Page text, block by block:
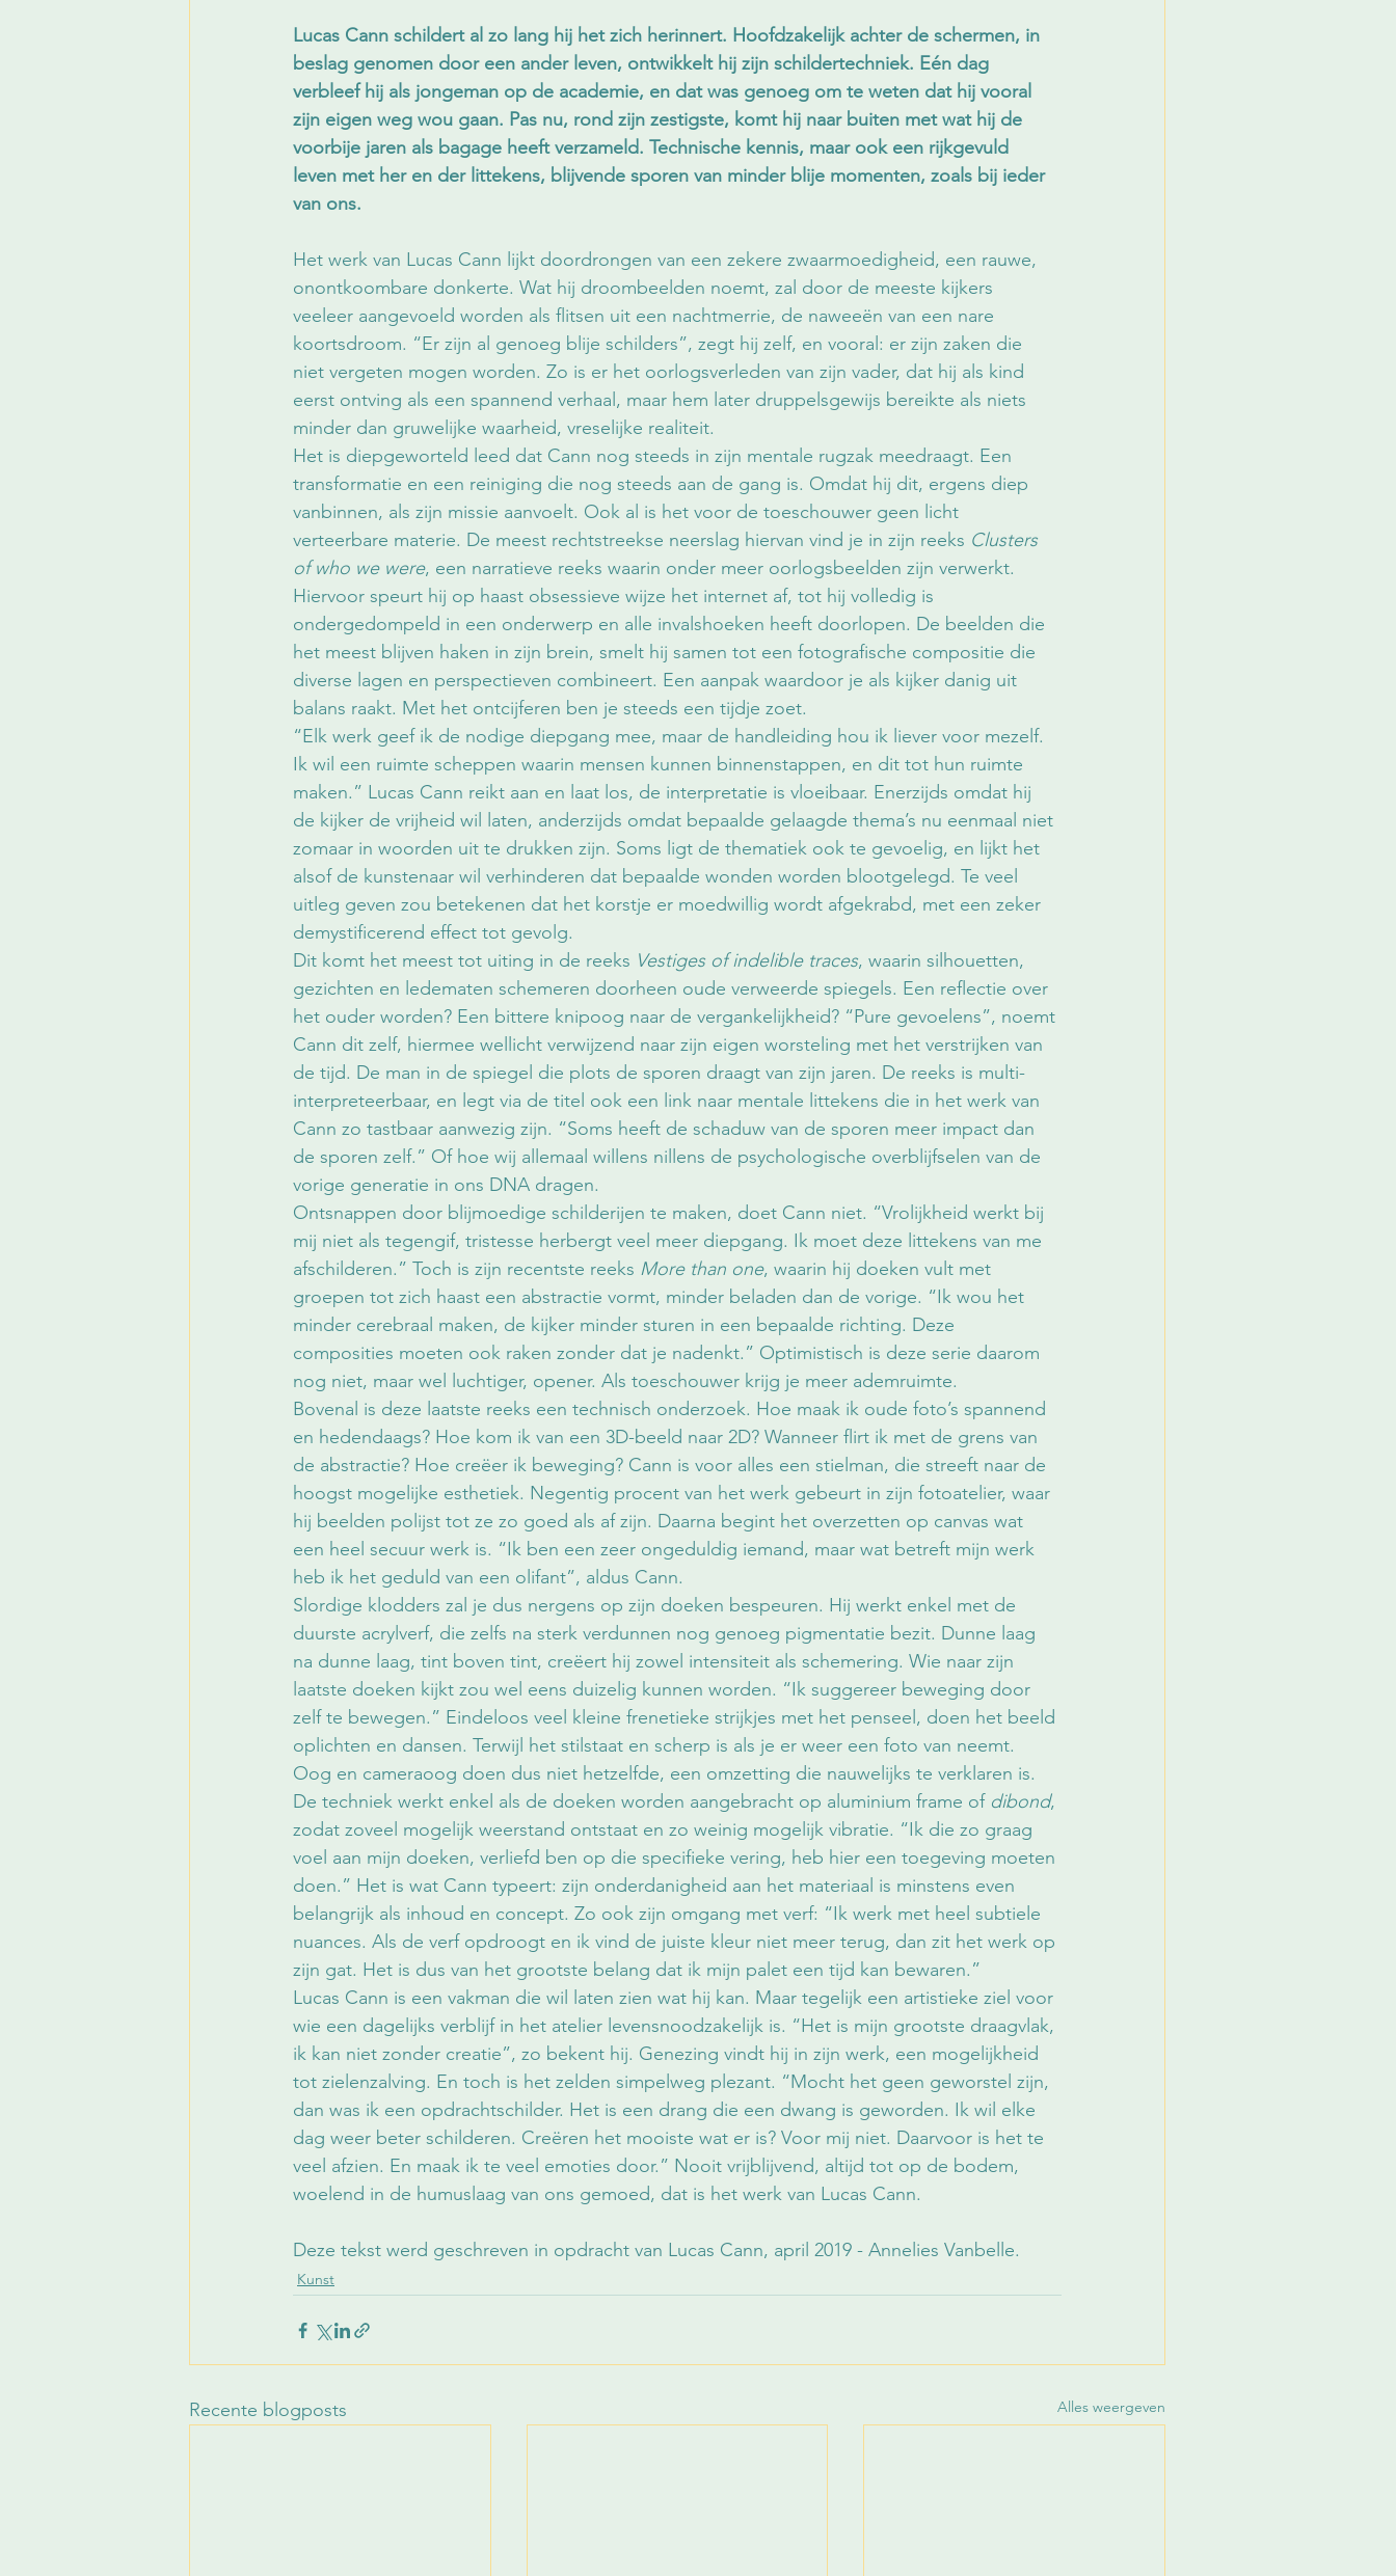
Lucas Cann schildert al zo lang hij het zich herinnert. Hoofdzakelijk achter de schermen, in
beslag genomen door een ander leven, ontwikkelt hij zijn schildertechniek. Eén dag
verbleef hij als jongeman op de academie, en dat was genoeg om te weten dat hij vooral
zijn eigen weg wou gaan. Pas nu, rond zijn zestigste, komt hij naar buiten met wat hij de
voorbije jaren als bagage heeft verzameld. Technische kennis, maar ook een rijkgevuld
leven met her en der littekens, blijvende sporen van minder blije momenten, zoals bij ieder
van ons.
Het werk van Lucas Cann lijkt doordrongen van een zekere zwaarmoedigheid, een rauwe,
onontkoombare donkerte. Wat hij droombeelden noemt, zal door de meeste kijkers
veeleer aangevoeld worden als flitsen uit een nachtmerrie, de naweeën van een nare
koortsdroom. “Er zijn al genoeg blije schilders”, zegt hij zelf, en vooral: er zijn zaken die
niet vergeten mogen worden. Zo is er het oorlogsverleden van zijn vader, dat hij als kind
eerst ontving als een spannend verhaal, maar hem later druppelsgewijs bereikte als niets
minder dan gruwelijke waarheid, vreselijke realiteit.
Het is diepgeworteld leed dat Cann nog steeds in zijn mentale rugzak meedraagt. Een
transformatie en een reiniging die nog steeds aan de gang is. Omdat hij dit, ergens diep
vanbinnen, als zijn missie aanvoelt. Ook al is het voor de toeschouwer geen licht
verteerbare materie. De meest rechtstreekse neerslag hiervan vind je in zijn reeks Clusters
of who we were, een narratieve reeks waarin onder meer oorlogsbeelden zijn verwerkt.
Hiervoor speurt hij op haast obsessieve wijze het internet af, tot hij volledig is
ondergedompeld in een onderwerp en alle invalshoeken heeft doorlopen. De beelden die
het meest blijven haken in zijn brein, smelt hij samen tot een fotografische compositie die
diverse lagen en perspectieven combineert. Een aanpak waardoor je als kijker danig uit
balans raakt. Met het ontcijferen ben je steeds een tijdje zoet.
“Elk werk geef ik de nodige diepgang mee, maar de handleiding hou ik liever voor mezelf.
Ik wil een ruimte scheppen waarin mensen kunnen binnenstappen, en dit tot hun ruimte
maken.” Lucas Cann reikt aan en laat los, de interpretatie is vloeibaar. Enerzijds omdat hij
de kijker de vrijheid wil laten, anderzijds omdat bepaalde gelaagde thema’s nu eenmaal niet
zomaar in woorden uit te drukken zijn. Soms ligt de thematiek ook te gevoelig, en lijkt het
alsof de kunstenaar wil verhinderen dat bepaalde wonden worden blootgelegd. Te veel
uitleg geven zou betekenen dat het korstje er moedwillig wordt afgekrabd, met een zeker
demystificerend effect tot gevolg.
Dit komt het meest tot uiting in de reeks Vestiges of indelible traces, waarin silhouetten,
gezichten en ledematen schemeren doorheen oude verweerde spiegels. Een reflectie over
het ouder worden? Een bittere knipoog naar de vergankelijkheid? “Pure gevoelens”, noemt
Cann dit zelf, hiermee wellicht verwijzend naar zijn eigen worsteling met het verstrijken van
de tijd. De man in de spiegel die plots de sporen draagt van zijn jaren. De reeks is multi-
interpreteerbaar, en legt via de titel ook een link naar mentale littekens die in het werk van
Cann zo tastbaar aanwezig zijn. “Soms heeft de schaduw van de sporen meer impact dan
de sporen zelf.” Of hoe wij allemaal willens nillens de psychologische overblijfselen van de
vorige generatie in ons DNA dragen.
Ontsnappen door blijmoedige schilderijen te maken, doet Cann niet. “Vrolijkheid werkt bij
mij niet als tegengif, tristesse herbergt veel meer diepgang. Ik moet deze littekens van me
afschilderen.” Toch is zijn recentste reeks More than one, waarin hij doeken vult met
groepen tot zich haast een abstractie vormt, minder beladen dan de vorige. “Ik wou het
minder cerebraal maken, de kijker minder sturen in een bepaalde richting. Deze
composities moeten ook raken zonder dat je nadenkt.” Optimistisch is deze serie daarom
nog niet, maar wel luchtiger, opener. Als toeschouwer krijg je meer ademruimte.
Bovenal is deze laatste reeks een technisch onderzoek. Hoe maak ik oude foto’s spannend
en hedendaags? Hoe kom ik van een 3D-beeld naar 2D? Wanneer flirt ik met de grens van
de abstractie? Hoe creëer ik beweging? Cann is voor alles een stielman, die streeft naar de
hoogst mogelijke esthetiek. Negentig procent van het werk gebeurt in zijn fotoatelier, waar
hij beelden polijst tot ze zo goed als af zijn. Daarna begint het overzetten op canvas wat
een heel secuur werk is. “Ik ben een zeer ongeduldig iemand, maar wat betreft mijn werk
heb ik het geduld van een olifant”, aldus Cann.
Slordige klodders zal je dus nergens op zijn doeken bespeuren. Hij werkt enkel met de
duurste acrylverf, die zelfs na sterk verdunnen nog genoeg pigmentatie bezit. Dunne laag
na dunne laag, tint boven tint, creëert hij zowel intensiteit als schemering. Wie naar zijn
laatste doeken kijkt zou wel eens duizelig kunnen worden. “Ik suggereer beweging door
zelf te bewegen.” Eindeloos veel kleine frenetieke strijkjes met het penseel, doen het beeld
oplichten en dansen. Terwijl het stilstaat en scherp is als je er weer een foto van neemt.
Oog en cameraoog doen dus niet hetzelfde, een omzetting die nauwelijks te verklaren is.
De techniek werkt enkel als de doeken worden aangebracht op aluminium frame of dibond,
zodat zoveel mogelijk weerstand ontstaat en zo weinig mogelijk vibratie. “Ik die zo graag
voel aan mijn doeken, verliefd ben op die specifieke vering, heb hier een toegeving moeten
doen.” Het is wat Cann typeert: zijn onderdanigheid aan het materiaal is minstens even
belangrijk als inhoud en concept. Zo ook zijn omgang met verf: “Ik werk met heel subtiele
nuances. Als de verf opdroogt en ik vind de juiste kleur niet meer terug, dan zit het werk op
zijn gat. Het is dus van het grootste belang dat ik mijn palet een tijd kan bewaren.”
Lucas Cann is een vakman die wil laten zien wat hij kan. Maar tegelijk een artistieke ziel voor
wie een dagelijks verblijf in het atelier levensnoodzakelijk is. “Het is mijn grootste draagvlak,
ik kan niet zonder creatie”, zo bekent hij. Genezing vindt hij in zijn werk, een mogelijkheid
tot zielenzalving. En toch is het zelden simpelweg plezant. “Mocht het geen geworstel zijn,
dan was ik een opdrachtschilder. Het is een drang die een dwang is geworden. Ik wil elke
dag weer beter schilderen. Creëren het mooiste wat er is? Voor mij niet. Daarvoor is het te
veel afzien. En maak ik te veel emoties door.” Nooit vrijblijvend, altijd tot op de bodem,
woelend in de humuslaag van ons gemoed, dat is het werk van Lucas Cann.
Deze tekst werd geschreven in opdracht van Lucas Cann, april 2019 - Annelies Vanbelle.
Kunst
Recente blogposts Alles weergeven